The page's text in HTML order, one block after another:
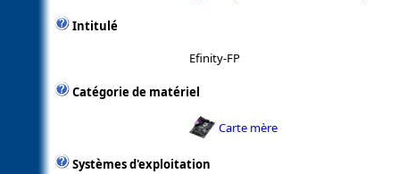
Intitulé
Efinity-FP
Catégorie de matériel
Carte mère
Systèmes d'exploitation